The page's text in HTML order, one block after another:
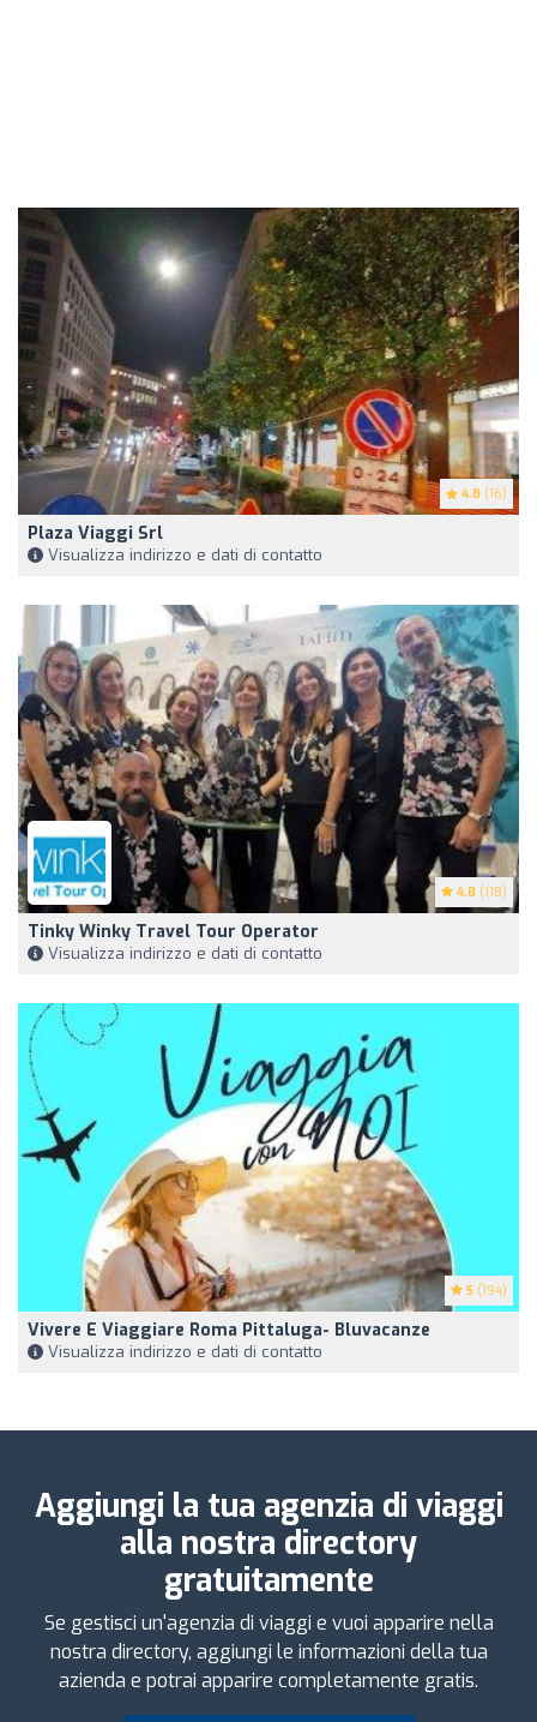
4.8 (16)
Plaza Viaggi Srl
Visualizza indirizzo e dati di contatto
4.8 (118)
Tinky Winky Travel Tour Operator
Visualizza indirizzo e dati di contatto
5 (194)
Vivere E Viaggiare Roma Pittaluga- Bluvacanze
Visualizza indirizzo e dati di contatto
Aggiungi la tua agenzia di viaggi
alla nostra directory
gratuitamente
Se gestisci un'agenzia di viaggi e vuoi apparire nella
nostra directory, aggiungi le informazioni della tua
azienda e potrai apparire completamente gratis.